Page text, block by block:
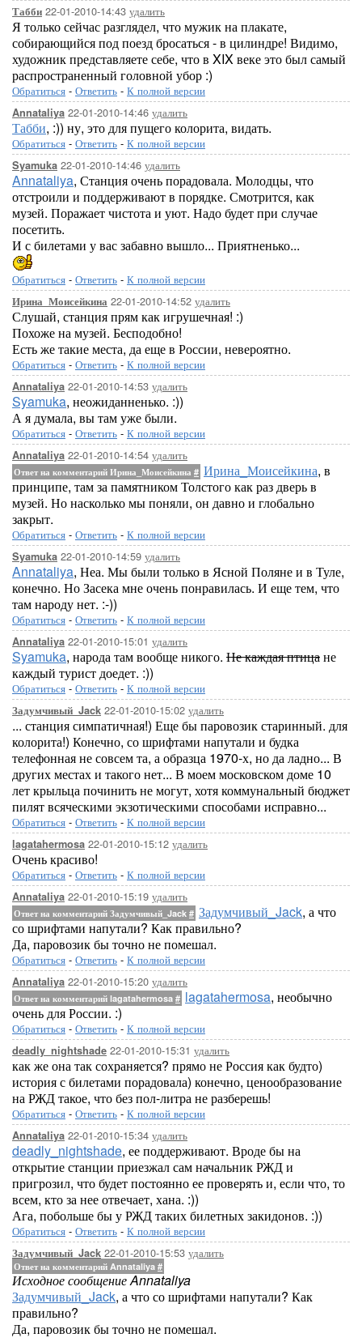
Табби 22-01-2010-14:43 удалить
Я только сейчас разглядел, что мужик на плакате,
собирающийся под поезд бросаться - в цилиндре! Видимо,
художник представляете себе, что в XIX веке это был самый
распространенный головной убор :)
Обратиться - Ответить - К полной версии
Annataliya 22-01-2010-14:46 удалить
Табби, :)) ну, это для пущего колорита, видать.
Обратиться - Ответить - К полной версии
Syamuka 22-01-2010-14:46 удалить
Annataliya, Станция очень порадовала. Молодцы, что
отстроили и поддерживают в порядке. Смотрится, как
музей. Поражает чистота и уют. Надо будет при случае
посетить.
И с билетами у вас забавно вышло... Приятненько...
Обратиться - Ответить - К полной версии
Ирина_Моисейкина 22-01-2010-14:52 удалить
Слушай, станция прям как игрушечная! :)
Похоже на музей. Бесподобно!
Есть же такие места, да еще в России, невероятно.
Обратиться - Ответить - К полной версии
Annataliya 22-01-2010-14:53 удалить
Syamuka, неожиданненько. :))
А я думала, вы там уже были.
Обратиться - Ответить - К полной версии
Annataliya 22-01-2010-14:54 удалить
Ответ на комментарий Ирина_Моисейкина # Ирина_Моисейкина, в
принципе, там за памятником Толстого как раз дверь в
музей. Но насколько мы поняли, он давно и глобально
закрыт.
Обратиться - Ответить - К полной версии
Syamuka 22-01-2010-14:59 удалить
Annataliya, Неа. Мы были только в Ясной Поляне и в Туле,
конечно. Но Засека мне очень понравилась. И еще тем, что
там народу нет. :-))
Обратиться - Ответить - К полной версии
Annataliya 22-01-2010-15:01 удалить
Syamuka, народа там вообще никого. Не каждая птицане
каждый турист доедет. :))
Обратиться - Ответить - К полной версии
Задумчивый_Jack 22-01-2010-15:02 удалить
... станция симпатичная!) Еще бы паровозик старинный. для
колорита!) Конечно, со шрифтами напутали и будка
телефонная не совсем та, а образца 1970-х, но да ладно... В
других местах и такого нет... В моем московском доме 10
лет крыльца починить не могут, хотя коммунальный бюджет
пилят всяческими экзотическими способами исправно...
Обратиться - Ответить - К полной версии
lagatahermosa 22-01-2010-15:12 удалить
Очень красиво!
Обратиться - Ответить - К полной версии
Annataliya 22-01-2010-15:19 удалить
Ответ на комментарий Задумчивый_Jack # Задумчивый_Jack, а что
со шрифтами напутали? Как правильно?
Да, паровозик бы точно не помешал.
Обратиться - Ответить - К полной версии
Annataliya 22-01-2010-15:20 удалить
Ответ на комментарий lagatahermosa # lagatahermosa, необычно
очень для России. :)
Обратиться - Ответить - К полной версии
deadly_nightshade 22-01-2010-15:31 удалить
как же она так сохраняется? прямо не Россия как будто)
история с билетами порадовала) конечно, ценообразование
на РЖД такое, что без пол-литра не разберешь!
Обратиться - Ответить - К полной версии
Annataliya 22-01-2010-15:34 удалить
deadly_nightshade, ее поддерживают. Вроде бы на
открытие станции приезжал сам начальник РЖД и
пригрозил, что будет постоянно ее проверять и, если что, то
всем, кто за нее отвечает, хана. :))
Ага, побольше бы у РЖД таких билетных закидонов. :))
Обратиться - Ответить - К полной версии
Задумчивый_Jack 22-01-2010-15:53 удалить
Ответ на комментарий Annataliya #
Исходное сообщение Annataliya
Задумчивый_Jack, а что со шрифтами напутали? Как
правильно?
Да, паровозик бы точно не помешал.